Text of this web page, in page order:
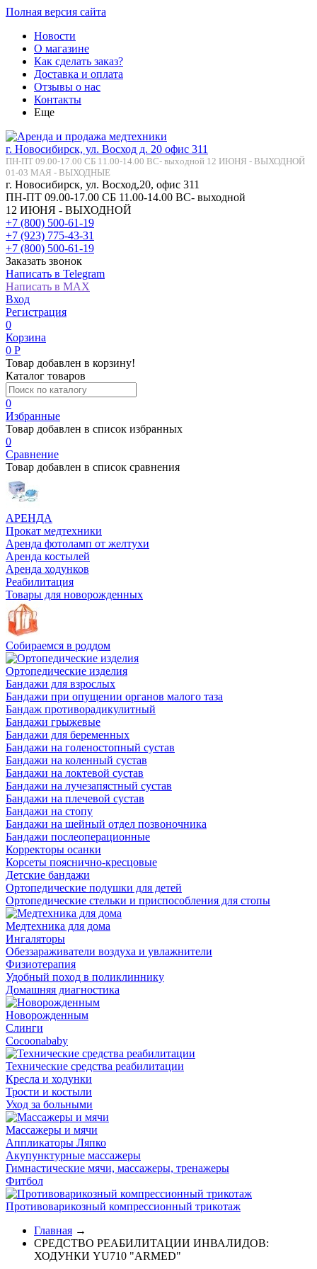
Полная версия сайта
Новости
О магазине
Как сделать заказ?
Доставка и оплата
Отзывы о нас
Контакты
Еще
г. Новосибирск, ул. Восход д. 20 офис 311
ПН-ПТ 09.00-17.00 СБ 11.00-14.00 ВС- выходной 12 ИЮНЯ - ВЫХОДНОЙ
01-03 МАЯ - ВЫХОДНЫЕ
г. Новосибирск, ул. Восход,20, офис 311
ПН-ПТ 09.00-17.00 СБ 11.00-14.00 ВС- выходной
12 ИЮНЯ - ВЫХОДНОЙ
+7 (800) 500-61-19
+7 (923) 775-43-31
+7 (800) 500-61-19
Заказать звонок
Написать в Telegram
Написать в MAX
Вход
Регистрация
0
Корзина
0 Р
Товар добавлен в корзину!
Каталог товаров
0
Избранные
Товар добавлен в список избранных
0
Сравнение
Товар добавлен в список сравнения
АРЕНДА
Прокат медтехники
Аренда фотоламп от желтухи
Аренда костылей
Аренда ходунков
Реабилитация
Товары для новорожденных
Собираемся в роддом
Ортопедические изделия
Бандажи для взрослых
Бандажи при опущении органов малого таза
Бандаж противорадикулитный
Бандажи грыжевые
Бандажи для беременных
Бандажи на голеностопный сустав
Бандажи на коленный сустав
Бандажи на локтевой сустав
Бандажи на лучезапястный сустав
Бандажи на плечевой сустав
Бандажи на стопу
Бандажи на шейный отдел позвоночника
Бандажи послеоперационные
Корректоры осанки
Корсеты пояснично-кресцовые
Детские бандажи
Ортопедические подушки для детей
Ортопедические стельки и приспособления для стопы
Медтехника для дома
Ингаляторы
Обеззараживатели воздуха и увлажнители
Физиотерапия
Удобный поход в поликлиннику
Домашняя диагностика
Новорожденным
Слинги
Cocoonababy
Технические средства реабилитации
Кресла и ходунки
Трости и костыли
Уход за больными
Массажеры и мячи
Аппликаторы Ляпко
Акупунктурные массажеры
Гимнастические мячи, массажеры, тренажеры
Фитбол
Противоварикозный компрессионный трикотаж
Главная →
СРЕДСТВО РЕАБИЛИТАЦИИ ИНВАЛИДОВ:
ХОДУНКИ YU710 "ARMED"